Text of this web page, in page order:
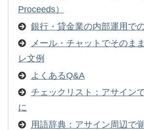
Proceeds）
銀行・貸金業の内部運用で
メール・チャットでそのま
レ文例
よくあるQ&A
チェックリスト：アサイン
に
用語辞典：アサイン周辺で